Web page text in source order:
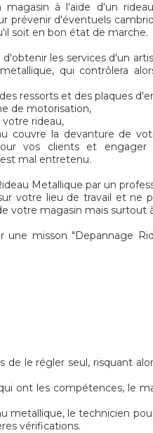
magasin à l'aide d'un
prévenir d'éventuels
soit en bon état de marche.
d'obtenir les services d'un
qui contrôlera
des ressorts et des plaques
de motorisation,
votre rideau,
couvre la devanture de
vos clients et
mal entretenu.
Metallique par un
votre lieu de travail et ne
votre magasin mais surtout
misson "Depannage
le régler seul, risquant
ont les compétences, le
le technicien
vérifications.